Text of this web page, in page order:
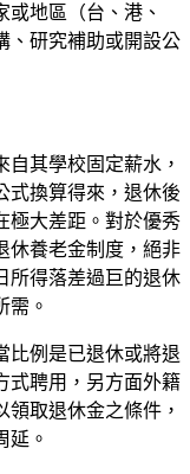
地區（台、港、
、研究補助或開設公
其學校固定薪水，
式換算得來，退休後
極大差距。對於優秀
休養老金制度，絕非
所得落差過巨的退休
需。
比例是已退休或將退
式聘用，另方面外籍
取退休金之條件，
延。